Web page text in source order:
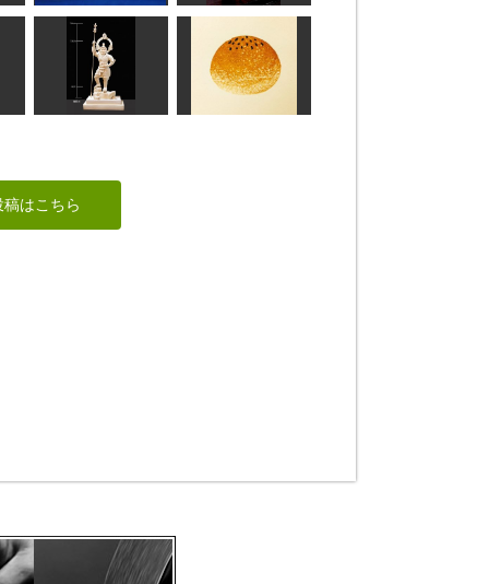
仏頭 持国天＆仁王
ta-chann
十一面観頭部
はこちら